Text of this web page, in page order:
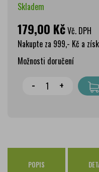
Skladem
179,00 KčVč. DPH
Nakupte za 999,- Kč a
Možnosti doručení
Wolt doprava
Osobní odběr Pražákova
Osobní odběr Kounicova
- +
POPIS